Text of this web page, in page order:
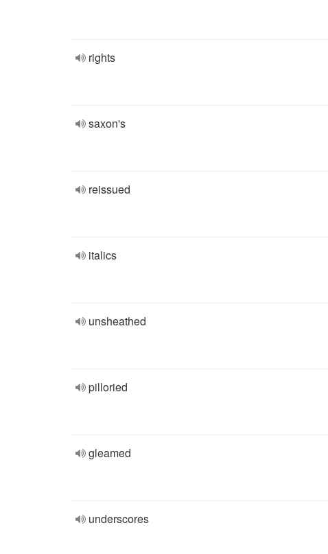
rights
saxon's
reissued
italics
unsheathed
pilloried
gleamed
underscores